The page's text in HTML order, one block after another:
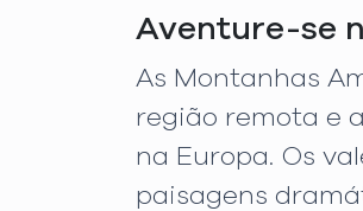
Aventure-se
As Montanhas
região remota e
na Europa. Os
paisagens